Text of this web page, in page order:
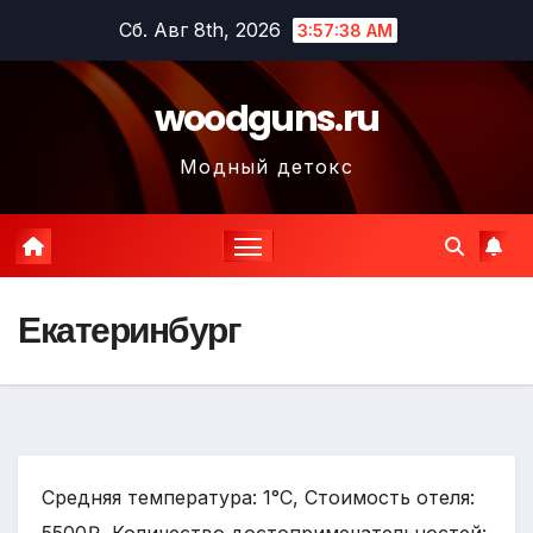
содержимому
Сб. Авг 8th, 2026 3:57:39 AM
woodguns.ru
Модный детокс
Екатеринбург
Средняя температура: 1°C, Стоимость отеля: